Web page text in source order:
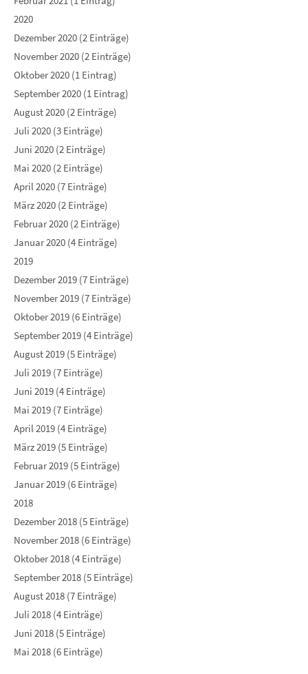
2020
Dezember 2020 (2 Einträge)
November 2020 (2 Einträge)
Oktober 2020 (1 Eintrag)
September 2020 (1 Eintrag)
August 2020 (2 Einträge)
Juli 2020 (3 Einträge)
Juni 2020 (2 Einträge)
Mai 2020 (2 Einträge)
April 2020 (7 Einträge)
März 2020 (2 Einträge)
Februar 2020 (2 Einträge)
Januar 2020 (4 Einträge)
2019
Dezember 2019 (7 Einträge)
November 2019 (7 Einträge)
Oktober 2019 (6 Einträge)
September 2019 (4 Einträge)
August 2019 (5 Einträge)
Juli 2019 (7 Einträge)
Juni 2019 (4 Einträge)
Mai 2019 (7 Einträge)
April 2019 (4 Einträge)
März 2019 (5 Einträge)
Februar 2019 (5 Einträge)
Januar 2019 (6 Einträge)
2018
Dezember 2018 (5 Einträge)
November 2018 (6 Einträge)
Oktober 2018 (4 Einträge)
September 2018 (5 Einträge)
August 2018 (7 Einträge)
Juli 2018 (4 Einträge)
Juni 2018 (5 Einträge)
Mai 2018 (6 Einträge)